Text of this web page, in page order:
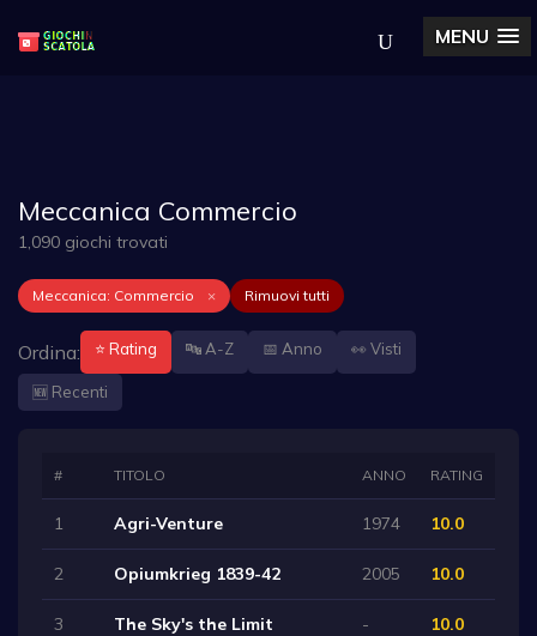
MENU
Meccanica Commercio
1,090 giochi trovati
Meccanica: Commercio × Rimuovi tutti
Ordina: ⭐ Rating 🔤 A-Z 📅 Anno 👀 Visti
🆕 Recenti
# TITOLO ANNO RATING
1 Agri-Venture 1974 10.0
2 Opiumkrieg 1839-42 2005 10.0
3 The Sky's the Limit - 10.0